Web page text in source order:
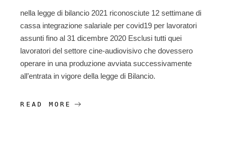
nella legge di bilancio 2021 riconosciute 12 settimane di
cassa integrazione salariale per covid19 per lavoratori
assunti fino al 31 dicembre 2020 Esclusi tutti quei
lavoratori del settore cine-audiovisivo che dovessero
operare in una produzione avviata successivamente
all’entrata in vigore della legge di Bilancio.
READ MORE